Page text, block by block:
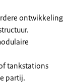
ontwikkeling
tankstations
partij.